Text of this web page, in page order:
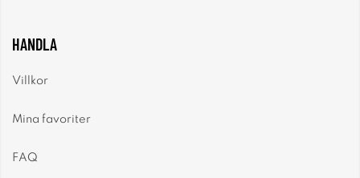
HANDLA
Villkor
Mina favoriter
FAQ